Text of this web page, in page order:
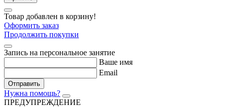
Товар добавлен в корзину!
Оформить заказ
Продолжить покупки
Запись на персональное занятие
Ваше имя
Email
Отправить
Нужна помощь?
ПРЕДУПРЕЖДЕНИЕ